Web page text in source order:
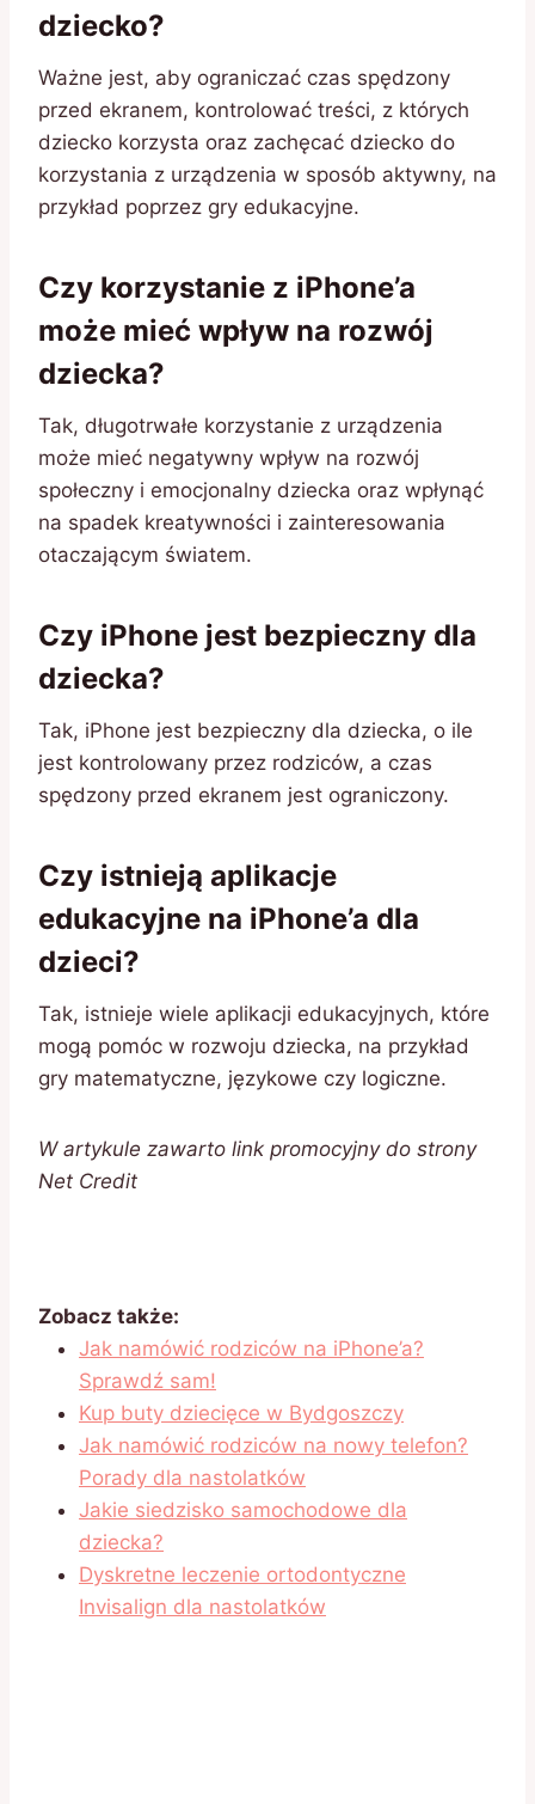
dziecko?
Ważne jest, aby ograniczać czas spędzony
przed ekranem, kontrolować treści, z których
dziecko korzysta oraz zachęcać dziecko do
korzystania z urządzenia w sposób aktywny, na
przykład poprzez gry edukacyjne.
Czy korzystanie z iPhone’a
może mieć wpływ na rozwój
dziecka?
Tak, długotrwałe korzystanie z urządzenia
może mieć negatywny wpływ na rozwój
społeczny i emocjonalny dziecka oraz wpłynąć
na spadek kreatywności i zainteresowania
otaczającym światem.
Czy iPhone jest bezpieczny dla
dziecka?
Tak, iPhone jest bezpieczny dla dziecka, o ile
jest kontrolowany przez rodziców, a czas
spędzony przed ekranem jest ograniczony.
Czy istnieją aplikacje
edukacyjne na iPhone’a dla
dzieci?
Tak, istnieje wiele aplikacji edukacyjnych, które
mogą pomóc w rozwoju dziecka, na przykład
gry matematyczne, językowe czy logiczne.
W artykule zawarto link promocyjny do strony
Net Credit
Zobacz także:
Jak namówić rodziców na iPhone’a?
Sprawdź sam!
Kup buty dziecięce w Bydgoszczy
Jak namówić rodziców na nowy telefon?
Porady dla nastolatków
Jakie siedzisko samochodowe dla
dziecka?
Dyskretne leczenie ortodontyczne
Invisalign dla nastolatków